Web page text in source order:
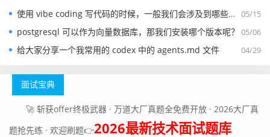
05/15
使用 vibe coding 写代码的时候，一般我们会涉及到哪些提示词？
05/06
postgresql 可以作为向量数据库，那我们安装哪个版本呢？
04/29
给大家分享一个我常用的 codex 中的 agents.md 文件
面试宝典
🚀 斩获offer终极武器 · 万道大厂真题全免费开放 · 2026大厂真
题抢先练 · 欢迎刷题👉2026最新技术面试题库